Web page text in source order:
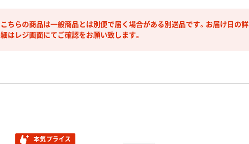
こちらの商品は一般商品とは別便で届く場合がある別送品です。お届け日の詳
細はレジ画面にてご確認をお願い致します。
本気プライス